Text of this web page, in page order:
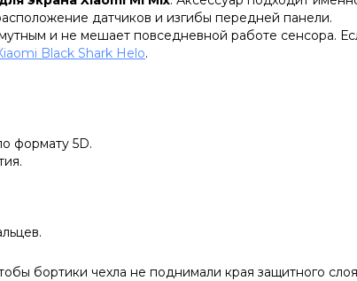
датчиков и изгибы передней панели.
и не мешает повседневной работе сенсора.
Black Shark Helo.
формату 5D.
бортики чехла не поднимали края защитного